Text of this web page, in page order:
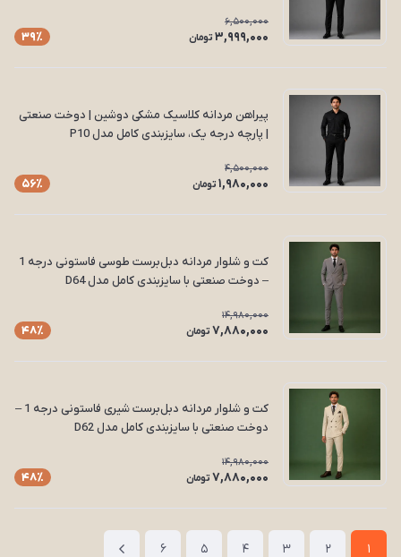
6,500,000
3,999,000 تومان 39٪
پیراهن مردانه کلاسیک مشکی دوشین | دوخت صنعتی
| پارچه درجه یک، سایزبندی کامل مدل P10
4,500,000
1,980,000 تومان 56٪
کت و شلوار مردانه دبل‌برست طوسی فاستونی درجه 1
– دوخت صنعتی با سایزبندی کامل مدل D64
14,980,000
7,880,000 تومان 48٪
کت و شلوار مردانه دبل‌برست شیری فاستونی درجه 1 –
دوخت صنعتی با سایزبندی کامل مدل D62
14,980,000
7,880,000 تومان 48٪
1
2
3
4
5
6